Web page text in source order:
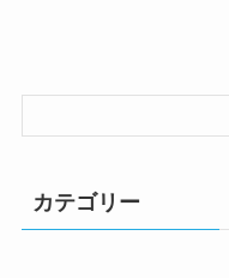
カテゴリー